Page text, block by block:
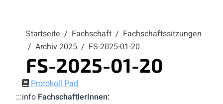
Startseite / Fachschaft / Fachschaftssitzungen
/ Archiv 2025 / FS-2025-01-20
FS-2025-01-20
Protokoll Pad
:::info FachschaftlerInnen: